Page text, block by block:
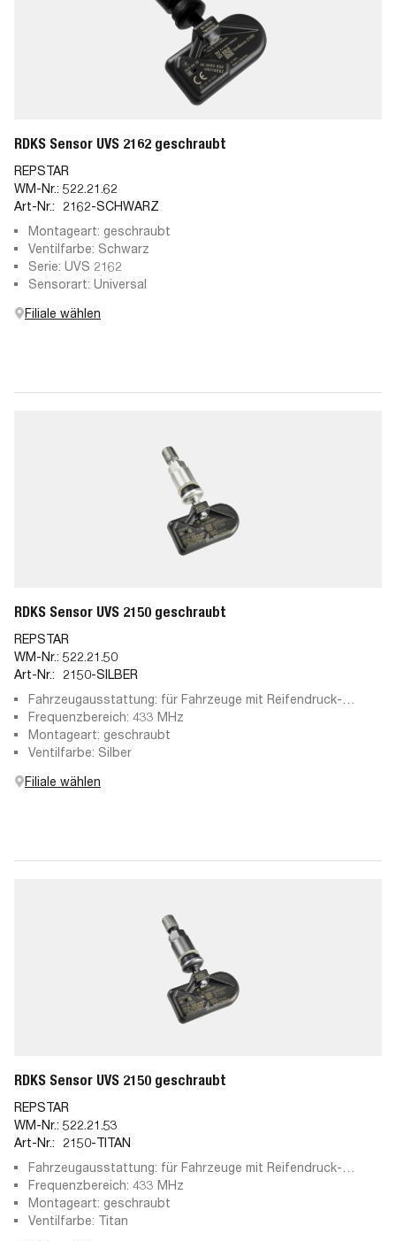
RDKS Sensor UVS 2162 geschraubt
REPSTAR
WM-Nr.: 522.21.62
Art-Nr.:
2162-SCHWARZ
Montageart: geschraubt
Ventilfarbe: Schwarz
Serie: UVS 2162
Sensorart: Universal
Filiale wählen
RDKS Sensor UVS 2150 geschraubt
REPSTAR
WM-Nr.: 522.21.50
Art-Nr.:
2150-SILBER
Fahrzeugausstattung: für Fahrzeuge mit Reifendruck-
Kontrollsystem
Frequenzbereich: 433 MHz
Montageart: geschraubt
Ventilfarbe: Silber
Filiale wählen
RDKS Sensor UVS 2150 geschraubt
REPSTAR
WM-Nr.: 522.21.53
Art-Nr.:
2150-TITAN
Fahrzeugausstattung: für Fahrzeuge mit Reifendruck-
Kontrollsystem
Frequenzbereich: 433 MHz
Montageart: geschraubt
Ventilfarbe: Titan